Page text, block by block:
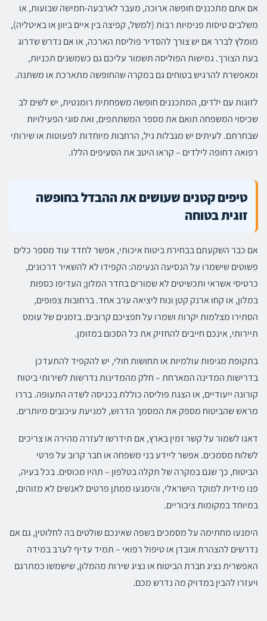
אם אתם מתכננים חופשה ארוכה, מעבר לארבעה-חמישה שבועות, או
משלבים טיסות פנימיות רבות (למשל, קפיצה בין איים ביוון או באיטליה),
מומלץ לברר אם יש צורך להסדיר פוליסת הארכה, או אם נדרש שדרוג
בעת הצורך. גמישות הפוליסה תשמור עליכם גם כשמשנים תכניות,
ומאפשרת להרגיש בטוחים גם במקרה שהחופשה מתארכת או משתנה.
לזוגות עם ילדים, המתכננים חופשה משפחתית רומנטית, יש לשים לב
שכיסוי המשפחה תואם את מספר המשתתפים, ואת סוגי הפעילויות
שבחרתם. לעיתים יש מגבלות גיל, הרחבות מיוחדות לפעוטות או שירותי
רפואה דחופה לילדים – קראו היטב את הסעיפים הללו.
טיפים קטנים שעושים את ההבדל בחופשה
זוגית בטוחה
אם כבר השקעתם בבחירת ביטוח איכותי, אפשר לחדד עוד מספר כלים
פשוטים שישמרו על הנסיעה הנעימה: הקפידו לא להשאיר דרכונים,
כרטיסי אשראי ותכשיטים לא שמורים בחדר המלון; העדיפו כספות
במלון, או קחו ארנק קטן ונוח ליציאה ערב אחד. ברחובות צפופים,
הסתירו מצלמות יקרות ושמרו על חפציכם קרובים. בזמנים של עומס
תיירותי, אינכם חייבים להחזיק את כל הסכום במזומן.
בתקופת מגיפות עולמיות או תחושות חולי, יש להקפיד להתעדכן
בדרישות המדינה המארחת – חלק מהמדינות נדרשות לשירותי ביטוח
קורונה ייעודיים, או הצגת פוליסה כוללת בכניסה לשדה התעופה. בררו
מראש שהביטוח מספק את המסמך הדרוש, למניעת עיכובים מיותרים.
דאגו לשמור על קשר זמין בארץ, אם תידרשו לעזרה מהירה או צריכים
לשלוח מסמכים. אפשר ליידע בני משפחה או חבר קרוב על פרטי
הביטוח, כך שגם במקרה של תקלה בטלפון – תהיו מכוסים. בכל בעיה,
פנו מידית למוקד הישראלי, והימנעו ממתן פרטים לאנשים לא מזוהים,
במיוחד במקומות ציבוריים.
הימנעו מחתימה על מסמכים בשפה שאינכם שולטים בה לחלוטין, גם אם
נדרשים להצהרת אובדן או טיפול רפואי – תמיד עדיף לערב במידה
האפשרית נציג חברת הביטוח או נציג שירות מהמלון, שישמשו כמתרגם
ויעזרו להבין במדויק מה נדרש מכם.